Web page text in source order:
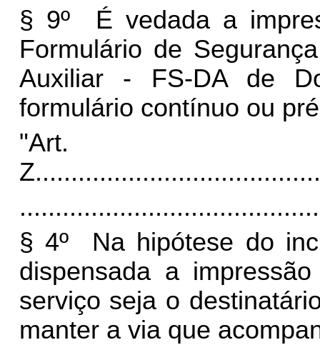
§ 9º É vedada a
Formulário de
Auxiliar - FS-DA de
formulário contínuo ou
Z.
§ 4º Na hipótese do
dispensada a
serviço seja o
manter a via que